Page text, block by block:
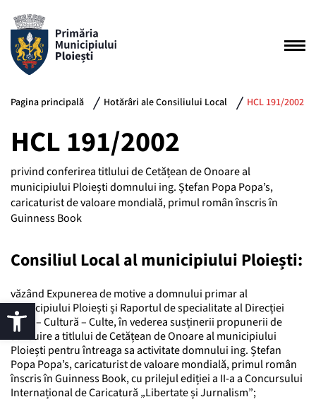
Pagina principală Hotărâri ale Consiliului Local HCL 191/2002
HCL 191/2002
privind conferirea titlului de Cetățean de Onoare al
municipiului Ploiești domnului ing. Ștefan Popa Popa’s,
caricaturist de valoare mondială, primul român înscris în
Guinness Book
Consiliul Local al municipiului Ploiești:
văzând Expunerea de motive a domnului primar al
municipiului Ploiești și Raportul de specialitate al Direcției
Școli – Cultură – Culte, în vederea susținerii propunerii de
atribuire a titlului de Cetățean de Onoare al municipiului
Ploiești pentru întreaga sa activitate domnului ing. Ștefan
Popa Popa’s, caricaturist de valoare mondială, primul român
înscris în Guinness Book, cu prilejul ediției a II-a a Concursului
Internațional de Caricatură „Libertate și Jurnalism”;